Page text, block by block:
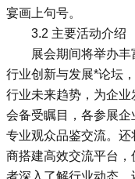
宴画上句号。
3.2 主要活动介绍
展会期间将举办
行业创新与发展*论坛
行业未来趋势，为企
会备受瞩目，各参展
专业观众品鉴交流。
商搭建高效交流平台
者深入了解行业动态，